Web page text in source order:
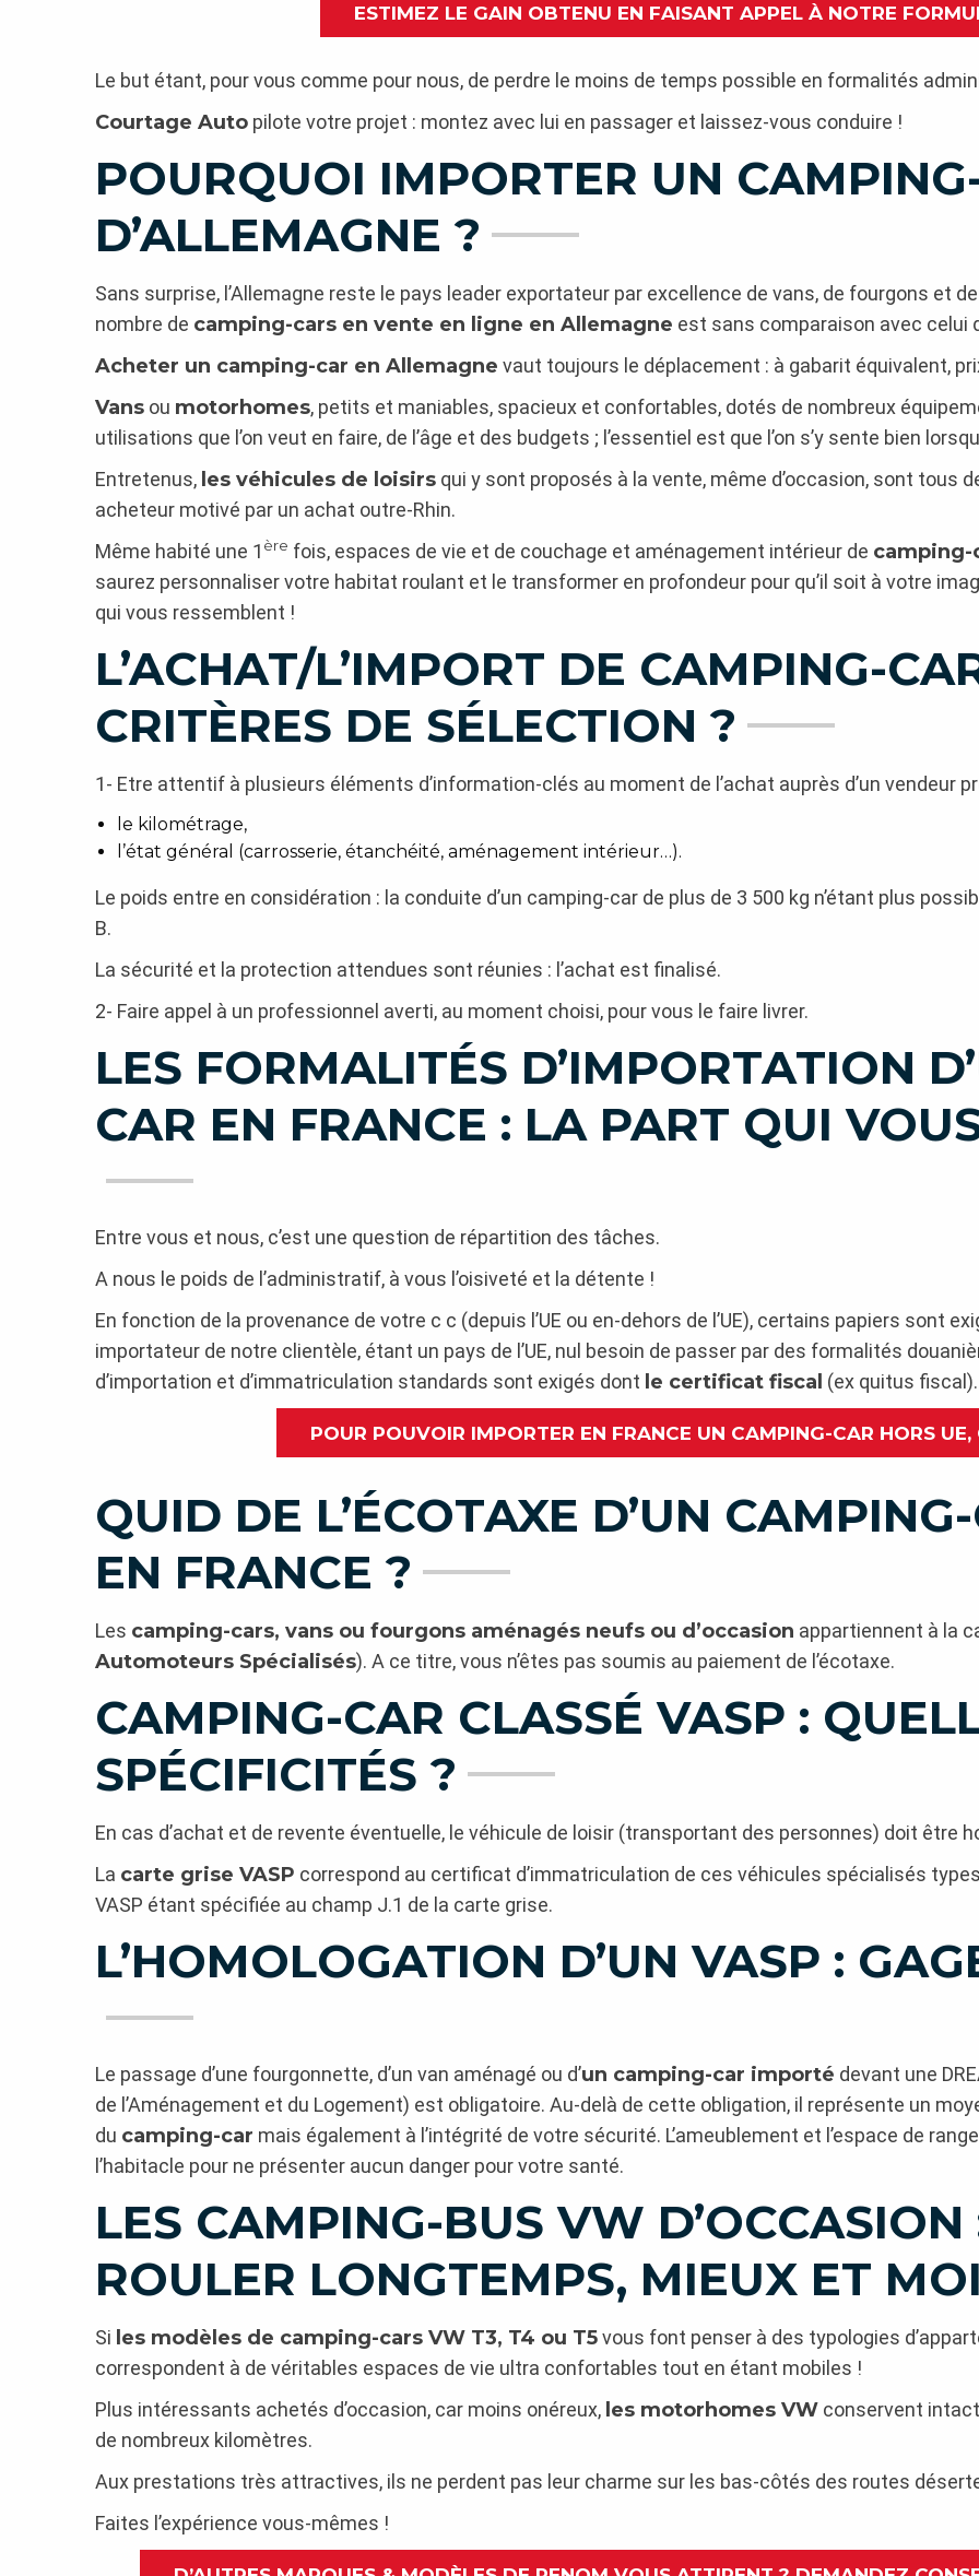
ESTIMEZ LE GAIN OBTENU EN FAISANT APPEL À NOTRE
Le but étant, pour vous comme pour nous, de perdre le moins de temps possible en formalités
Courtage Auto pilote votre projet : montez avec lui en passager et laissez-vous conduire !
POURQUOI IMPORTER UN CAMPING-
D’ALLEMAGNE ?
Sans surprise, l’Allemagne reste le pays leader exportateur par excellence de vans, de fourgons et
nombre de camping-cars en vente en ligne en Allemagne est sans comparaison avec celui
Acheter un camping-car en Allemagne vaut toujours le déplacement : à gabarit équivalent,
Vans ou motorhomes, petits et maniables, spacieux et confortables, dotés de nombreux
utilisations que l’on veut en faire, de l’âge et des budgets ; l’essentiel est que l’on s’y sente bien
Entretenus, les véhicules de loisirs qui y sont proposés à la vente, même d’occasion, sont tous
acheteur motivé par un achat outre-Rhin.
Même habité une 1 ère fois, espaces de vie et de couchage et aménagement intérieur de camping-
saurez personnaliser votre habitat roulant et le transformer en profondeur pour qu’il soit à votre
qui vous ressemblent !
L’ACHAT/L’IMPORT DE CAMPING-
CRITÈRES DE SÉLECTION ?
1- Etre attentif à plusieurs éléments d’information-clés au moment de l’achat auprès d’un vendeur
le kilométrage,
l’état général (carrosserie, étanchéité, aménagement intérieur…).
Le poids entre en considération : la conduite d’un camping-car de plus de 3 500 kg n’étant plus
B.
La sécurité et la protection attendues sont réunies : l’achat est finalisé.
2- Faire appel à un professionnel averti, au moment choisi, pour vous le faire livrer.
LES FORMALITÉS D’IMPORTATION
CAR EN FRANCE : LA PART QUI
Entre vous et nous, c’est une question de répartition des tâches.
A nous le poids de l’administratif, à vous l’oisiveté et la détente !
En fonction de la provenance de votre c c (depuis l’UE ou en-dehors de l’UE), certains papiers sont
importateur de notre clientèle, étant un pays de l’UE, nul besoin de passer par des formalités
d’importation et d’immatriculation standards sont exigés dont le certificat fiscal (ex quitus fiscal).
POUR POUVOIR IMPORTER EN FRANCE UN CAMPING-CAR HORS UE,
QUID DE L’ÉCOTAXE D’UN
EN FRANCE ?
Les camping-cars, vans ou fourgons aménagés neufs ou d’occasion appartiennent à la
Automoteurs Spécialisés). A ce titre, vous n’êtes pas soumis au paiement de l’écotaxe.
CAMPING-CAR CLASSÉ VASP :
SPÉCIFICITÉS ?
En cas d’achat et de revente éventuelle, le véhicule de loisir (transportant des personnes) doit être
La carte grise VASP correspond au certificat d’immatriculation de ces véhicules spécialisés
VASP étant spécifiée au champ J.1 de la carte grise.
L’HOMOLOGATION D’UN VASP :
Le passage d’une fourgonnette, d’un van aménagé ou d’un camping-car importé devant une
de l’Aménagement et du Logement) est obligatoire. Au-delà de cette obligation, il représente un
du camping-car mais également à l’intégrité de votre sécurité. L’ameublement et l’espace de
l’habitacle pour ne présenter aucun danger pour votre santé.
LES CAMPING-BUS VW D’OCCASION
ROULER LONGTEMPS, MIEUX ET
Si les modèles de camping-cars VW T3, T4 ou T5vous font penser à des typologies
correspondent à de véritables espaces de vie ultra confortables tout en étant mobiles !
Plus intéressants achetés d’occasion, car moins onéreux, les motorhomes VW conservent
de nombreux kilomètres.
Aux prestations très attractives, ils ne perdent pas leur charme sur les bas-côtés des routes
Faites l’expérience vous-mêmes !